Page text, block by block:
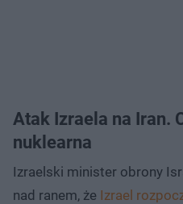
Atak Izraela na Iran.
nuklearna
Izraelski minister obrony
nad ranem, że Izrael